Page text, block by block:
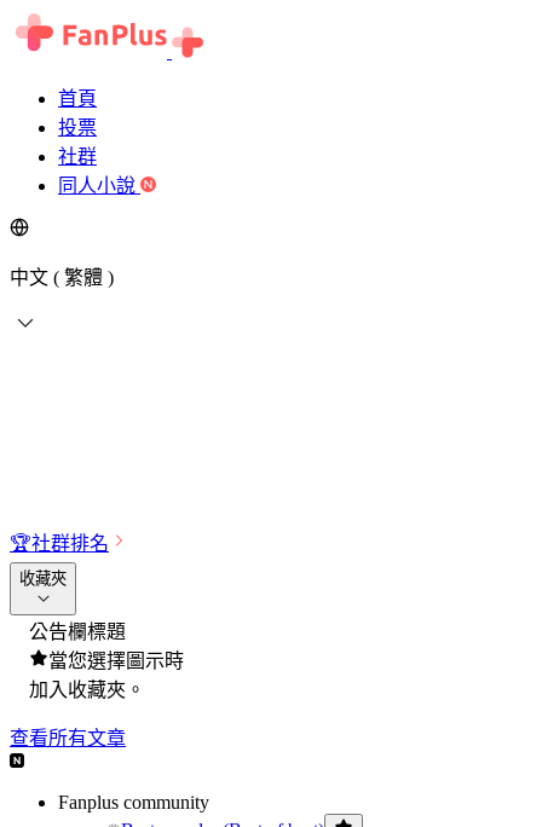
首頁
投票
社群
同人小說
中文 ( 繁體 )
🏆社群排名
收藏夾
公告欄標題
當您選擇圖示時
加入收藏夾。
查看所有文章
Fanplus community